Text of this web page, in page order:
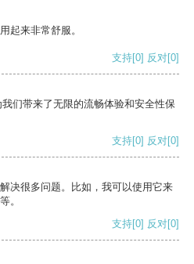
起来非常舒服。
支持[0] 反对[0]
们带来了无限的流畅体验和安全性保
支持[0] 反对[0]
决很多问题。比如，我可以使用它来
。
支持[0] 反对[0]